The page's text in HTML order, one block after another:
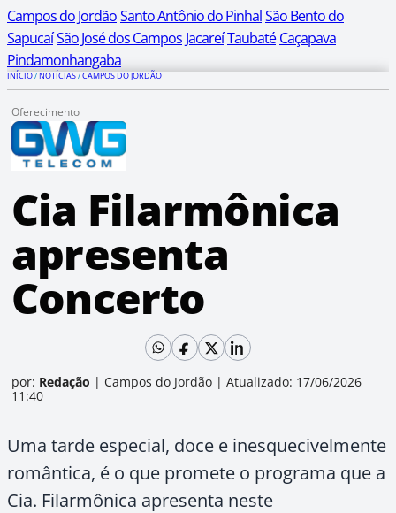
Campos do JordãoSanto Antônio do PinhalSão Bento do
SapucaíSão José dos Campos JacareíTaubaté Caçapava
Pindamonhangaba
INÍCIO/NOTÍCIAS/CAMPOS DO JORDÃO
Oferecimento
Cia Filarmônica
apresenta
Concerto
por: Redação | Campos do Jordão | Atualizado: 17/06/2026
11:40
Uma tarde especial, doce e inesquecivelmente
romântica, é o que promete o programa que a
Cia. Filarmônica apresenta neste